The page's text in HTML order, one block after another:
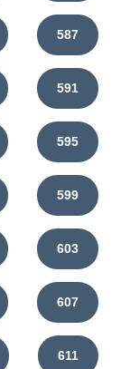
587
591
595
599
603
607
611